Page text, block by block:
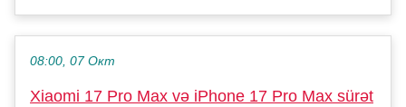
08:00, 07 Окт
Xiaomi 17 Pro Max və iPhone 17 Pro Max sürət